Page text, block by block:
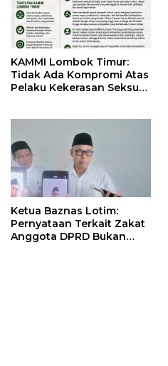
KAMMI Lombok Timur:
Tidak Ada Kompromi Atas
Pelaku Kekerasan Seksual,
Ketua Baznas Lotim:
Pernyataan Terkait Zakat
Anggota DPRD Bukan